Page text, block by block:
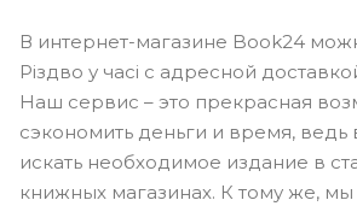
В интернет-магазине Book24
Різдво у часі с адресной
Наш сервис – это прекрасная
сэкономить деньги и время, ведь
искать необходимое издание в
книжных магазинах. К тому же,